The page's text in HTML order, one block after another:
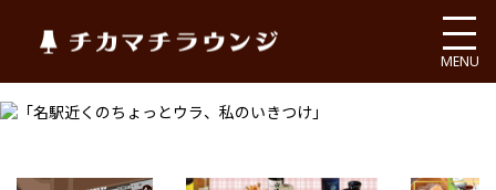
チカマチラウンジ
MENU